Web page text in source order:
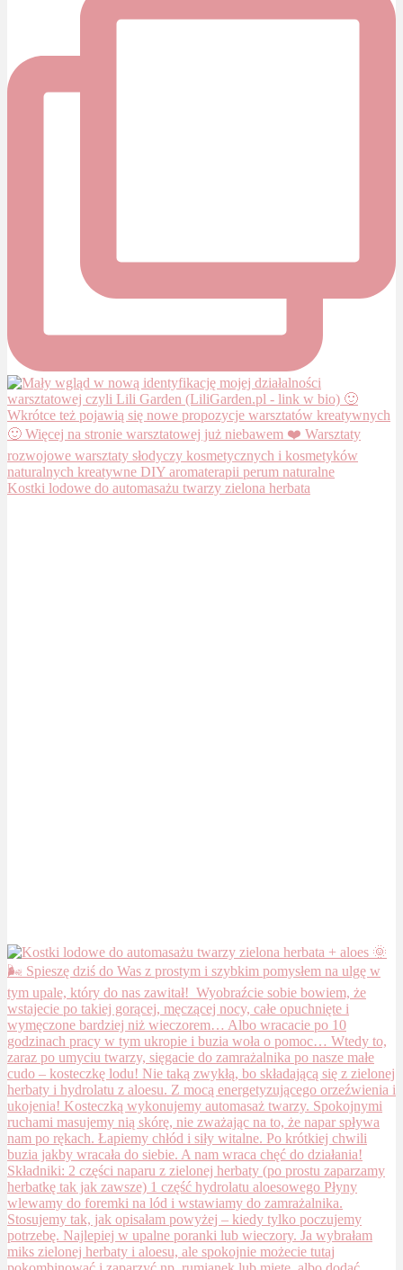
Kostki lodowe do automasażu twarzy zielona herbata